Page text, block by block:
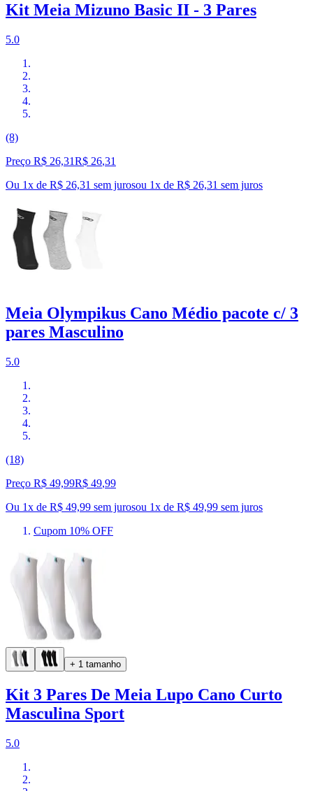
Kit Meia Mizuno Basic II - 3 Pares
5.0
(8)
Preço R$ 26,31R$ 26,31
Ou 1x de R$ 26,31 sem jurosou 1x de R$ 26,31 sem juros
Meia Olympikus Cano Médio pacote c/ 3
pares Masculino
5.0
(18)
Preço R$ 49,99R$ 49,99
Ou 1x de R$ 49,99 sem jurosou 1x de R$ 49,99 sem juros
Cupom 10% OFF
+ 1 tamanho
Kit 3 Pares De Meia Lupo Cano Curto
Masculina Sport
5.0